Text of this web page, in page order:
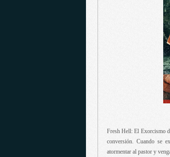
Fresh Hell: El Exorcismo
conversión. Cuando se
atormentar al pastor y